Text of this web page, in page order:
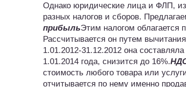
Однако юридические лица и ФЛП,
разных налогов и сборов.
прибыльЭтим налогом облагается
Рассчитывается он путем
1.01.2012-31.12.2012 она
1.01.2014 года, снизится до 16%.
стоимость любого товара или
отчитывается по нему именно